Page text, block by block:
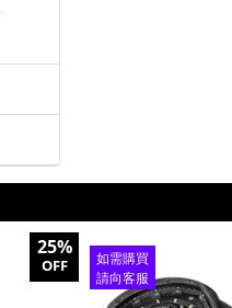
25%
OFF
如需購買
請向客服
查詢